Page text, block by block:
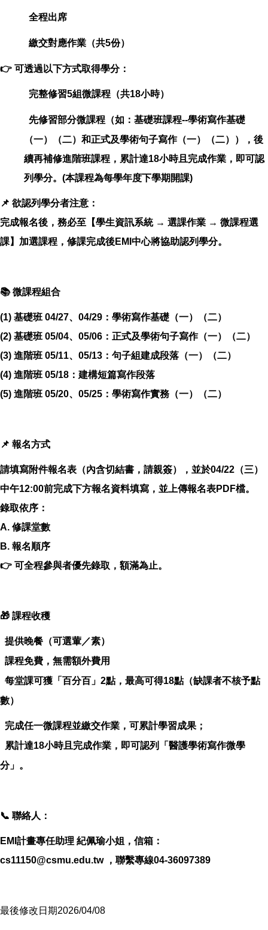
全程出席
繳交對應作業（共5份）
👉 可透過以下方式取得學分：
完整修習5組微課程（共18小時）
先修習部分微課程（如：基礎班課程--學術寫作基礎
（一）（二）和正式及學術句子寫作（一）（二）），後
續再補修進階班課程，累計達18小時且完成作業，即可認
列學分。(本課程為每學年度下學期開課)
📌 欲認列學分者注意：
完成報名後，務必至【學生資訊系統 → 選課作業 → 微課程選
課】加選課程，修課完成後EMI中心將協助認列學分。
📚 微課程組合
(1) 基礎班 04/27、04/29：學術寫作基礎（一）（二）
(2) 基礎班 05/04、05/06：正式及學術句子寫作（一）（二）
(3) 進階班 05/11、05/13：句子組建成段落（一）（二）
(4) 進階班 05/18：建構短篇寫作段落
(5) 進階班 05/20、05/25：學術寫作實務（一）（二）
📌 報名方式
請填寫附件報名表（內含切結書，請親簽），並於04/22（三）
中午12:00前完成下方報名資料填寫，並上傳報名表PDF檔。
錄取依序：
A. 修課堂數
B. 報名順序
👉 可全程參與者優先錄取，額滿為止。
🎁 課程收穫
提供晚餐（可選葷／素）
課程免費，無需額外費用
每堂課可獲「百分百」2點，最高可得18點（缺課者不核予點
數）
完成任一微課程並繳交作業，可累計學習成果；
累計達18小時且完成作業，即可認列「醫護學術寫作微學
分」。
📞 聯絡人：
EMI計畫專任助理 紀佩瑜小姐，信箱：
cs11150@csmu.edu.tw，聯繫專線04-36097389
最後修改日期2026/04/08